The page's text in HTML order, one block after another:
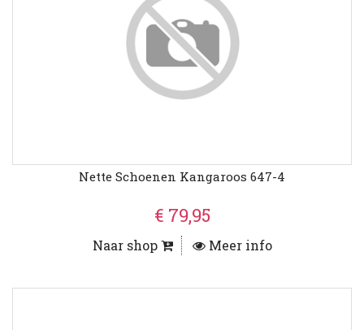
Nette Schoenen Kangaroos 647-4
€ 79,95
Naar shop Meer info